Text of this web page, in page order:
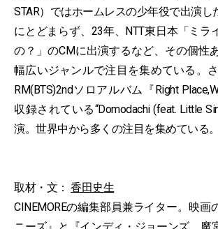
STAR）ではホームレスの少年役で出演し
にとどまらず、23年、NTT東日本「ミラ
の？」のCMに出演するなど、その個性
幅広いジャンルで注目を集めている。
RM(BTS)2ndソロアルバム『Right
収録されている“Domodachi (feat. Little
演。世界中から多くの注目を集めている。
取材・文： 香田史生
CINEMOREの編集部員兼ライター。映画